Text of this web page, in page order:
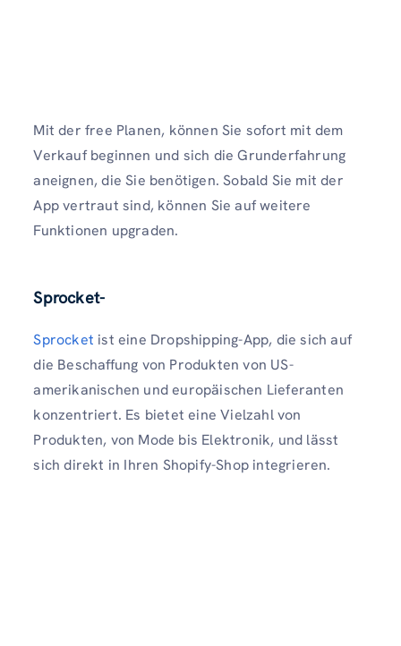
Mit der free Planen, können Sie sofort mit dem
Verkauf beginnen und sich die Grunderfahrung
aneignen, die Sie benötigen. Sobald Sie mit der
App vertraut sind, können Sie auf weitere
Funktionen upgraden.
Sprocket-
Sprocket ist eine Dropshipping-App, die sich auf
die Beschaffung von Produkten von US-
amerikanischen und europäischen Lieferanten
konzentriert. Es bietet eine Vielzahl von
Produkten, von Mode bis Elektronik, und lässt
sich direkt in Ihren Shopify-Shop integrieren.